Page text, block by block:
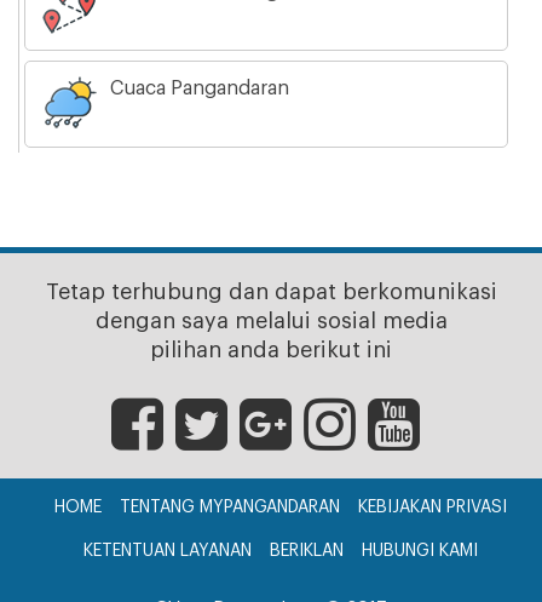
Cuaca Pangandaran
Tetap terhubung dan dapat berkomunikasi
dengan saya melalui sosial media
pilihan anda berikut ini
HOME TENTANG MYPANGANDARAN KEBIJAKAN PRIVASI
KETENTUAN LAYANAN BERIKLAN HUBUNGI KAMI